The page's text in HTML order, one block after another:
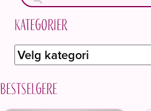
Kategorier
Bestselgere